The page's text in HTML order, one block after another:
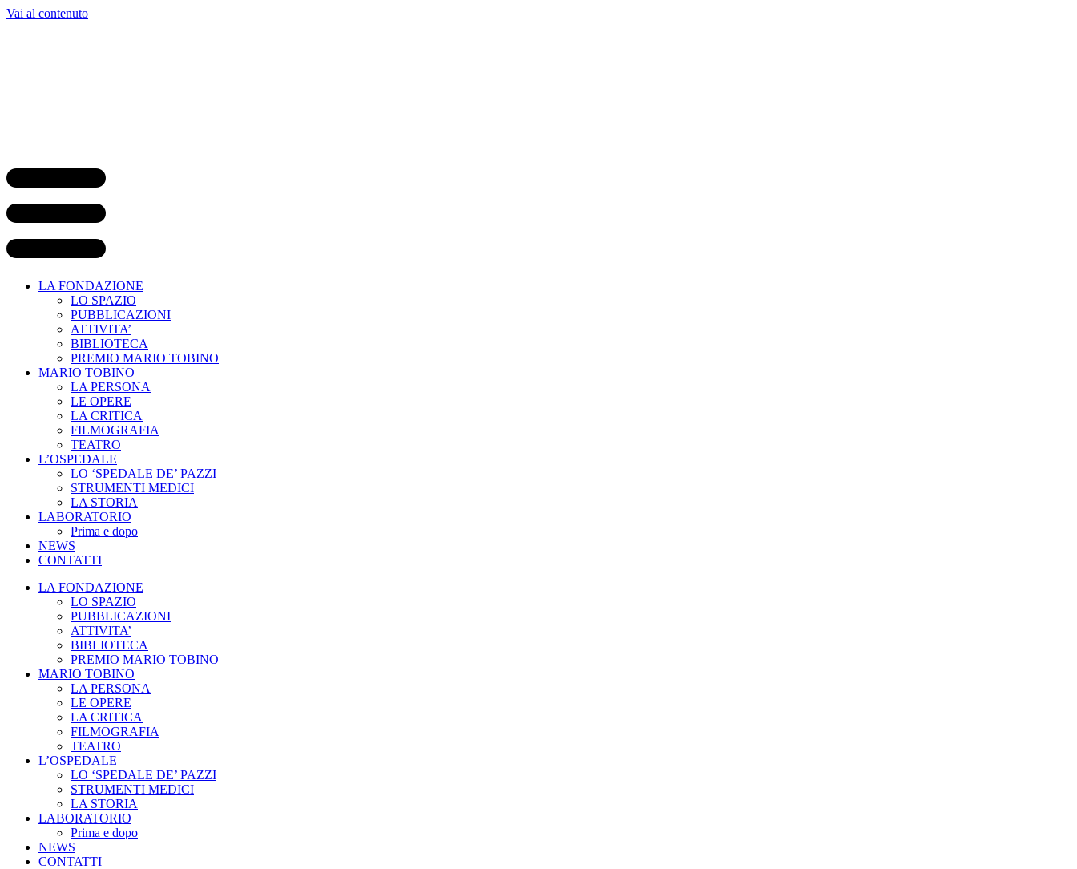
Vai al contenuto
LA FONDAZIONE
LO SPAZIO
PUBBLICAZIONI
ATTIVITA’
BIBLIOTECA
PREMIO MARIO TOBINO
MARIO TOBINO
LA PERSONA
LE OPERE
LA CRITICA
FILMOGRAFIA
TEATRO
L’OSPEDALE
LO ‘SPEDALE DE’ PAZZI
STRUMENTI MEDICI
LA STORIA
LABORATORIO
Prima e dopo
NEWS
CONTATTI
LA FONDAZIONE
LO SPAZIO
PUBBLICAZIONI
ATTIVITA’
BIBLIOTECA
PREMIO MARIO TOBINO
MARIO TOBINO
LA PERSONA
LE OPERE
LA CRITICA
FILMOGRAFIA
TEATRO
L’OSPEDALE
LO ‘SPEDALE DE’ PAZZI
STRUMENTI MEDICI
LA STORIA
LABORATORIO
Prima e dopo
NEWS
CONTATTI